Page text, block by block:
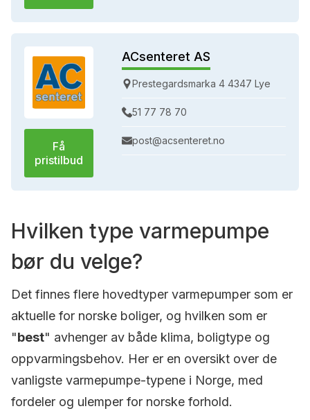
Få
pristilbud
ACsenteret AS
Prestegardsmarka 4 4347 Lye
51 77 78 70
post@acsenteret.no
Hvilken type varmepumpe
bør du velge?
Det finnes flere hovedtyper varmepumper som er
aktuelle for norske boliger, og hvilken som er
"best" avhenger av både klima, boligtype og
oppvarmingsbehov. Her er en oversikt over de
vanligste varmepumpe-typene i Norge, med
fordeler og ulemper for norske forhold.